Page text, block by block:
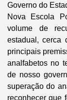
Governo do
Nova Escola
volume de
estadual, cerca
principais
analfabetos no
de nosso
superação do
reconhecer que